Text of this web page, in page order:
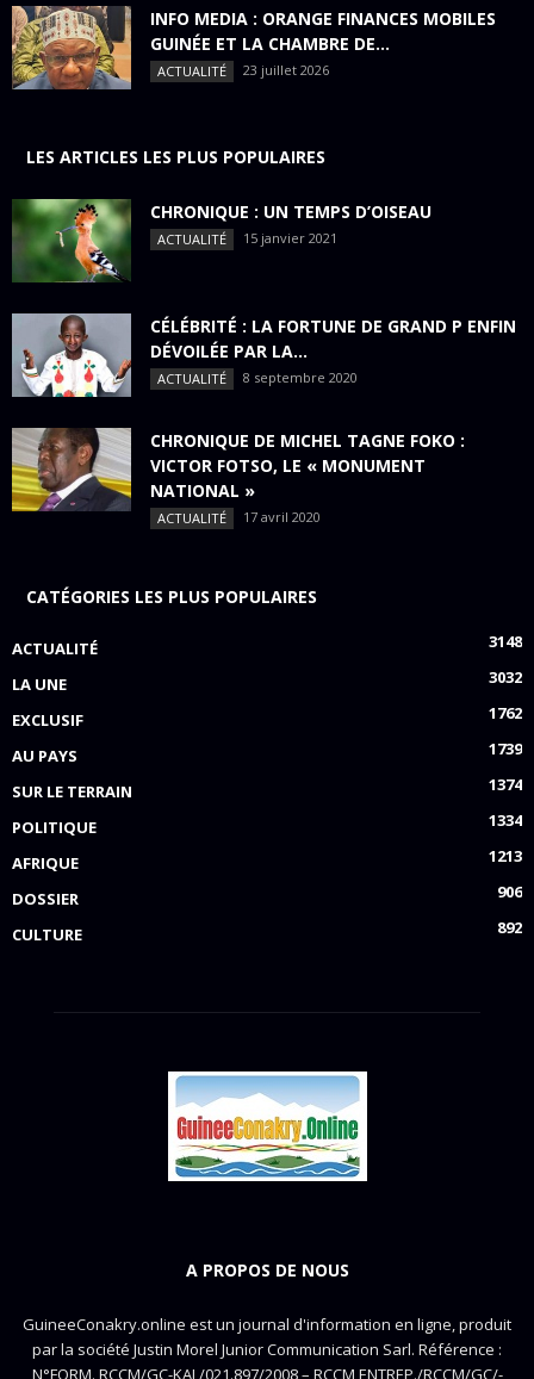
INFO MEDIA : ORANGE FINANCES MOBILES
GUINÉE ET LA CHAMBRE DE...
ACTUALITÉ 23 juillet 2026
LES ARTICLES LES PLUS POPULAIRES
CHRONIQUE : UN TEMPS D’OISEAU
ACTUALITÉ 15 janvier 2021
CÉLÉBRITÉ : LA FORTUNE DE GRAND P ENFIN
DÉVOILÉE PAR LA...
ACTUALITÉ 8 septembre 2020
CHRONIQUE DE MICHEL TAGNE FOKO :
VICTOR FOTSO, LE « MONUMENT
NATIONAL »
ACTUALITÉ 17 avril 2020
CATÉGORIES LES PLUS POPULAIRES
ACTUALITÉ
3148
LA UNE
3032
EXCLUSIF
1762
AU PAYS
1739
SUR LE TERRAIN
1374
POLITIQUE
1334
AFRIQUE
1213
DOSSIER
906
CULTURE
892
A PROPOS DE NOUS
GuineeConakry.online est un journal d'information en ligne, produit
par la société Justin Morel Junior Communication Sarl. Référence :
N°FORM. RCCM/GC-KAL/021.897/2008 – RCCM ENTREP./RCCM/GC/-